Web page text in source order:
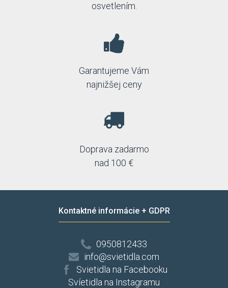
osvetlením.
Garantujeme Vám
najnižšej ceny
Doprava zadarmo
nad 100 €
Kontaktné informácie + GDPR
0950812433
info@svietidla.com
Svietidla na Facebooku
Svíetidla na Instagramu